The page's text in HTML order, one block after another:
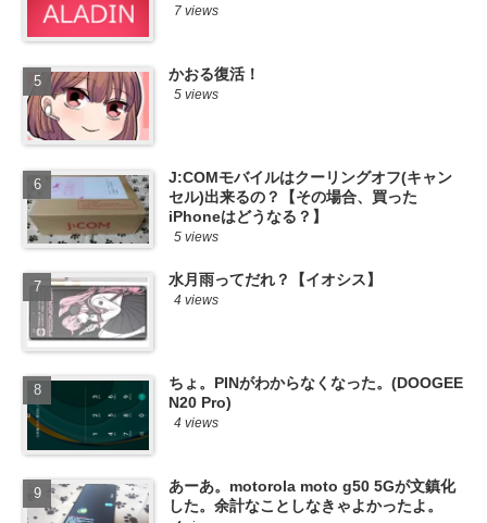
7 views
かおる復活！
5 views
J:COMモバイルはクーリングオフ(キャン
セル)出来るの？【その場合、買った
iPhoneはどうなる？】
5 views
水月雨ってだれ？【イオシス】
4 views
ちょ。PINがわからなくなった。(DOOGEE
N20 Pro)
4 views
あーあ。motorola moto g50 5Gが文鎮化
した。余計なことしなきゃよかったよ。